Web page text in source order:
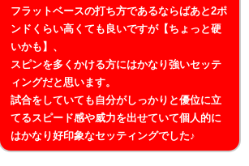
フラットベースの打ち方であるならばあと2ポ
ンドくらい高くても良いですが【ちょっと硬
いかも】、
スピンを多くかける方にはかなり強いセッテ
ィングだと思います。
試合をしていても自分がしっかりと優位に立
てるスピード感や威力を出せていて個人的に
はかなり好印象なセッティングでした♪